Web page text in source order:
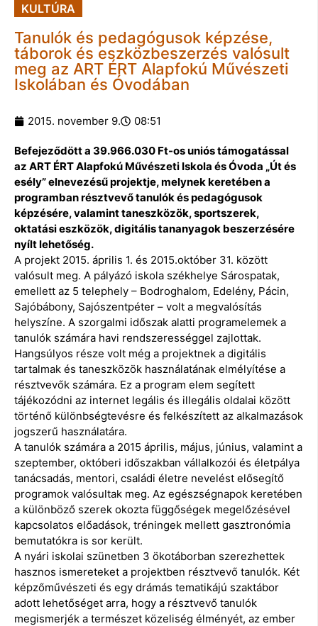
KULTÚRA
Tanulók és pedagógusok képzése,
táborok és eszközbeszerzés valósult
meg az ART ÉRT Alapfokú Művészeti
Iskolában és Óvodában
2015. november 9. 08:51
Befejeződött a 39.966.030 Ft-os uniós támogatással
az ART ÉRT Alapfokú Művészeti Iskola és Óvoda „Út és
esély” elnevezésű projektje, melynek keretében a
programban résztvevő tanulók és pedagógusok
képzésére, valamint taneszközök, sportszerek,
oktatási eszközök, digitális tananyagok beszerzésére
nyílt lehetőség.
A projekt 2015. április 1. és 2015.október 31. között
valósult meg. A pályázó iskola székhelye Sárospatak,
emellett az 5 telephely – Bodroghalom, Edelény, Pácin,
Sajóbábony, Sajószentpéter – volt a megvalósítás
helyszíne. A szorgalmi időszak alatti programelemek a
tanulók számára havi rendszerességgel zajlottak.
Hangsúlyos része volt még a projektnek a digitális
tartalmak és taneszközök használatának elmélyítése a
résztvevők számára. Ez a program elem segített
tájékozódni az internet legális és illegális oldalai között
történő különbségtevésre és felkészített az alkalmazások
jogszerű használatára.
A tanulók számára a 2015 április, május, június, valamint a
szeptember, októberi időszakban vállalkozói és életpálya
tanácsadás, mentori, családi életre nevelést elősegítő
programok valósultak meg. Az egészségnapok keretében
a különböző szerek okozta függőségek megelőzésével
kapcsolatos előadások, tréningek mellett gasztronómia
bemutatókra is sor került.
A nyári iskolai szünetben 3 ökotáborban szerezhettek
hasznos ismereteket a projektben résztvevő tanulók. Két
képzőművészeti és egy drámás tematikájú szaktábor
adott lehetőséget arra, hogy a résztvevő tanulók
megismerjék a természet közeliség élményét, az ember